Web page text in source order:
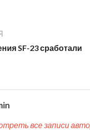
SF-23 сработали
все записи